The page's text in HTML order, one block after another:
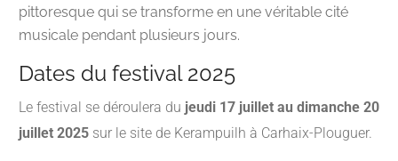
pittoresque qui se transforme en une véritable cité
musicale pendant plusieurs jours.
Dates du festival 2025
Le festival se déroulera du jeudi 17 juillet au dimanche 20
juillet 2025 sur le site de Kerampuilh à Carhaix-Plouguer.